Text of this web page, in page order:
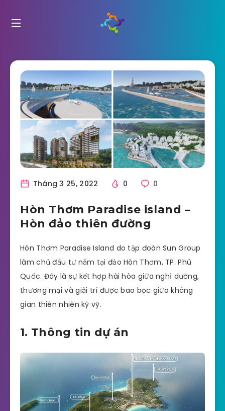
Tháng 3 25, 2022 0 0
Hòn Thơm Paradise island –
Hòn đảo thiên đường
Hòn Thơm Paradise Island do tập đoàn Sun Group
làm chủ đầu tư nằm tại đảo Hòn Thơm, TP. Phú
Quốc. Đây là sự kết hợp hài hòa giữa nghỉ dưỡng,
thương mại và giải trí được bao bọc giữa không
gian thiên nhiên kỳ vỹ.
1. Thông tin dự án